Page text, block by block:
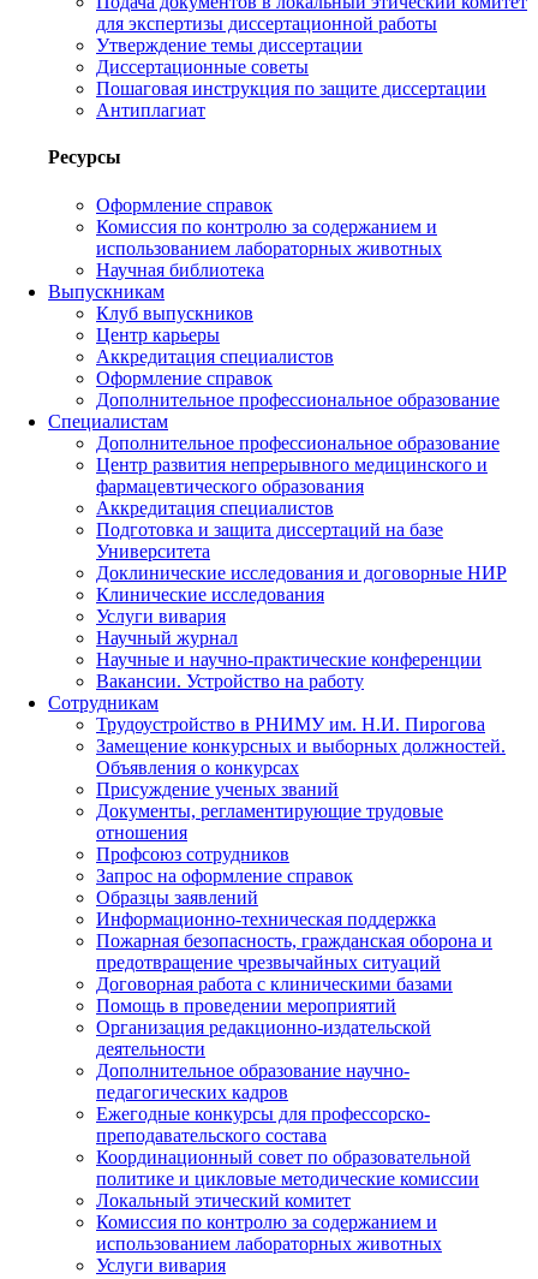
для экспертизы диссертационной работы
Утверждение темы диссертации
Диссертационные советы
Пошаговая инструкция по защите диссертации
Антиплагиат
Ресурсы
Оформление справок
Комиссия по контролю за содержанием и
использованием лабораторных животных
Научная библиотека
Выпускникам
Клуб выпускников
Центр карьеры
Аккредитация специалистов
Оформление справок
Дополнительное профессиональное образование
Специалистам
Дополнительное профессиональное образование
Центр развития непрерывного медицинского и
фармацевтического образования
Аккредитация специалистов
Подготовка и защита диссертаций на базе
Университета
Доклинические исследования и договорные НИР
Клинические исследования
Услуги вивария
Научный журнал
Научные и научно-практические конференции
Вакансии. Устройство на работу
Сотрудникам
Трудоустройство в РНИМУ им. Н.И. Пирогова
Замещение конкурсных и выборных должностей.
Объявления о конкурсах
Присуждение ученых званий
Документы, регламентирующие трудовые
отношения
Профсоюз сотрудников
Запрос на оформление справок
Образцы заявлений
Информационно-техническая поддержка
Пожарная безопасность, гражданская оборона и
предотвращение чрезвычайных ситуаций
Договорная работа с клиническими базами
Помощь в проведении мероприятий
Организация редакционно-издательской
деятельности
Дополнительное образование научно-
педагогических кадров
Ежегодные конкурсы для профессорско-
преподавательского состава
Координационный совет по образовательной
политике и цикловые методические комиссии
Локальный этический комитет
Комиссия по контролю за содержанием и
использованием лабораторных животных
Услуги вивария